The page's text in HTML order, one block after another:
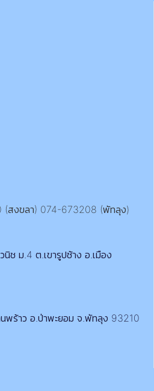
สงขลา) 074-673208 (พัทลุง)
ช ม.4 ต.เขารูปช้าง อ.เมือง
ร้าว อ.ป่าพะยอม จ.พัทลุง 93210